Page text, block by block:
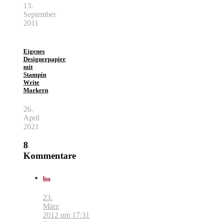
13.
September
2011
Eigenes
Designerpapier
mit
Stampin
Write
Markern
26.
April
2021
8
Kommentare
lisa
23.
März
2012 um 17:31